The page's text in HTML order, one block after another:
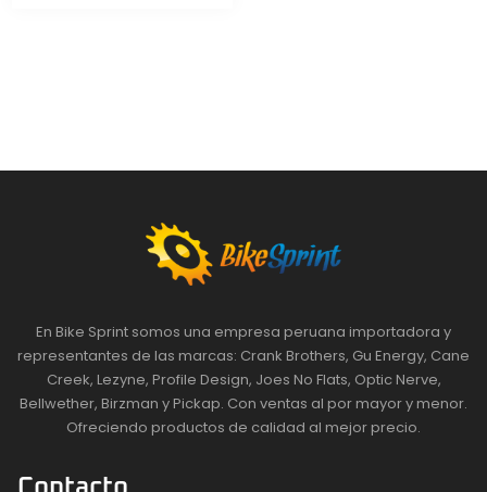
En Bike Sprint somos una empresa peruana importadora y
representantes de las marcas: Crank Brothers, Gu Energy, Cane
Creek, Lezyne, Profile Design, Joes No Flats, Optic Nerve,
Bellwether, Birzman y Pickap. Con ventas al por mayor y menor.
Ofreciendo productos de calidad al mejor precio.